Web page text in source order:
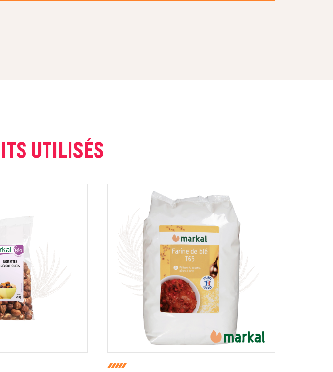
saisies dans ce formulaire pour traiter et afficher le nom saisi, la note et le
de ces données, consulter la page des mentions légales. *
UTILISÉS